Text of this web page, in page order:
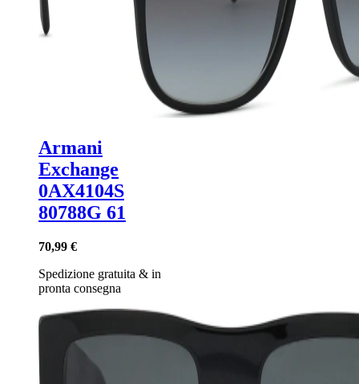
Armani
Exchange
0AX4104S
80788G 61
70,99 €
Spedizione gratuita & in
pronta consegna